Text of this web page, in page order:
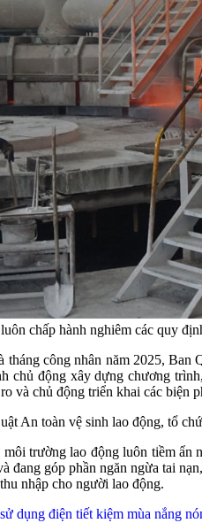
chấp hành nghiêm các quy
tháng công nhân năm 2025,
chủ động xây dựng chương
và chủ động triển khai các biện
An toàn vệ sinh lao động, tổ
trường lao động luôn tiềm
góp phần ngăn ngừa tai
nhập cho người lao động.
dụng điện tiết kiệm mùa nắng